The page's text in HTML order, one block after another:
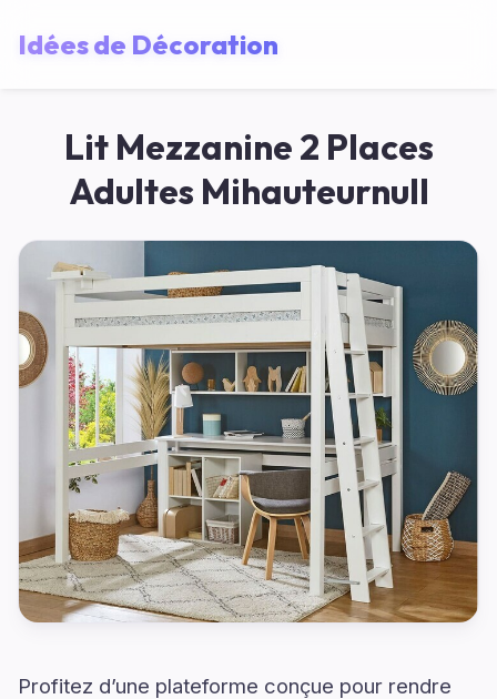
Idées de Décoration
Lit Mezzanine 2 Places
Adultes Mihauteurnull
Profitez d’une plateforme conçue pour rendre